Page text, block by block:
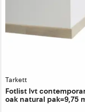
Tarkett
Fotlist lvt
oak natural pak=9,75